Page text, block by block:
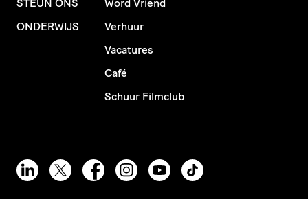
STEUN ONS
ONDERWIJS
Word Vriend
Verhuur
Vacatures
Café
Schuur Filmclub